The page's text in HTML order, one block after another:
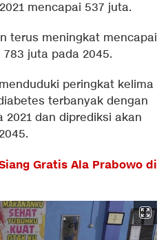
mencapai 537 juta.
terus meningkat mencapai
juta pada 2045.
peringkat kelima
terbanyak dengan
2021 dan diprediksi akan
Gratis Ala Prabowo di